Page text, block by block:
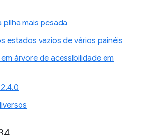
pilha mais pesada
estados vazios de vários painéis
árvore de acessibilidade em